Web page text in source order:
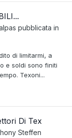
pubblicata in
di limitarmi, a
e soldi sono finiti
Texoni...
Di Tex
Steffen